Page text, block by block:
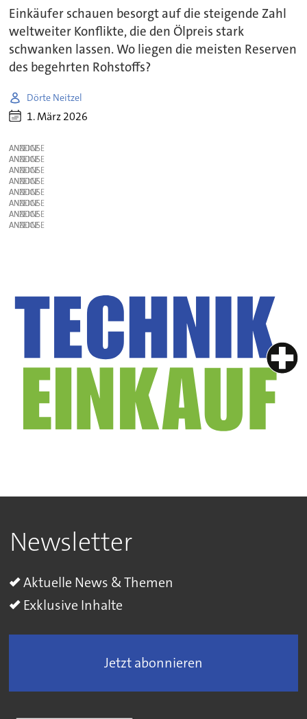
Einkäufer schauen besorgt auf die steigende Zahl
weltweiter Konflikte, die den Ölpreis stark
schwanken lassen. Wo liegen die meisten Reserven
des begehrten Rohstoffs?
Dörte Neitzel
1. März 2026
ANZEIGE
ANZEIGE
ANZEIGE
ANZEIGE
ANZEIGE
ANZEIGE
ANZEIGE
ANZEIGE
Newsletter
Aktuelle News & Themen
Exklusive Inhalte
Jetzt abonnieren